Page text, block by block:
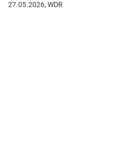
27.05.2026, WDR